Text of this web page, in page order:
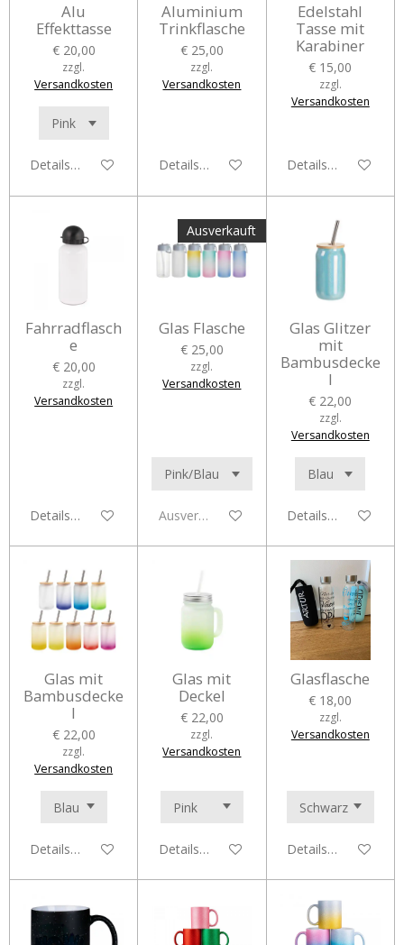
Alu
Effekttasse
€ 20,00
zzgl.
Versandkosten
Details anzeigen
Aluminium
Trinkflasche
€ 25,00
zzgl.
Versandkosten
Details anzeigen
Edelstahl
Tasse mit
Karabiner
€ 15,00
zzgl.
Versandkosten
Details anzeigen
Fahrradflasch
e
€ 20,00
zzgl.
Versandkosten
Details anzeigen
Ausverkauft
Glas Flasche
€ 25,00
zzgl.
Versandkosten
Ausverkauft
Glas Glitzer
mit
Bambusdecke
l
€ 22,00
zzgl.
Versandkosten
Details anzeigen
Glas mit
Bambusdecke
l
€ 22,00
zzgl.
Versandkosten
Details anzeigen
Glas mit
Deckel
€ 22,00
zzgl.
Versandkosten
Details anzeigen
Glasflasche
€ 18,00
zzgl.
Versandkosten
Details anzeigen